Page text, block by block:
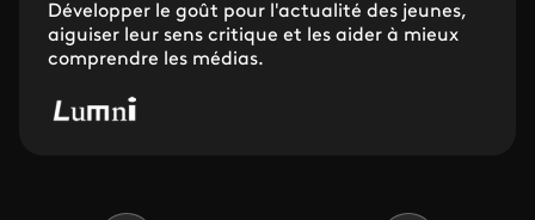
Développer le goût pour l'actualité des jeunes,
aiguiser leur sens critique et les aider à mieux
comprendre les médias.